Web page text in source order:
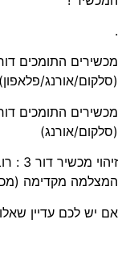
.
(סלקום/אורנג/פלאפון)
(סלקום/אורנג)
המצלמה מקדימה (מכשירים
אם יש לכם עדיין